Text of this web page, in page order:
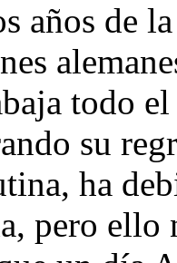
años de
todo
su
ha
pero ello